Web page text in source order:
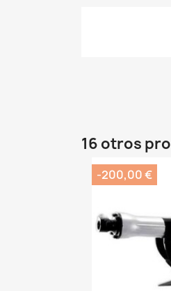
16 otros
-200,00 €